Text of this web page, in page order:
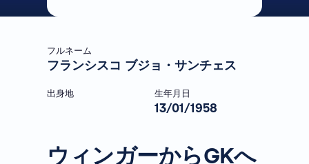
フルネーム
フランシスコ ブジョ・サンチェス
出身地 生年月日
13/01/1958
ウィンガーからGKへ